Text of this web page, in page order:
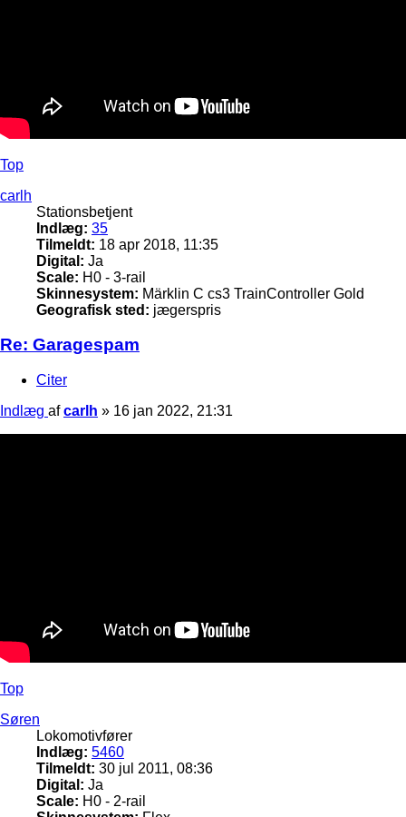
Top
carlh
Stationsbetjent
Indlæg: 35
Tilmeldt: 18 apr 2018, 11:35
Digital: Ja
Scale: H0 - 3-rail
Skinnesystem: Märklin C cs3 TrainController Gold
Geografisk sted: jægerspris
Re: Garagespam
Citer
Indlæg afcarlh » 16 jan 2022, 21:31
Top
Søren
Lokomotivfører
Indlæg: 5460
Tilmeldt: 30 jul 2011, 08:36
Digital: Ja
Scale: H0 - 2-rail